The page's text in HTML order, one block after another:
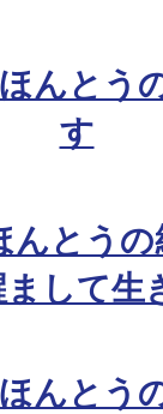
んとう
す
んとう
まして
んとう